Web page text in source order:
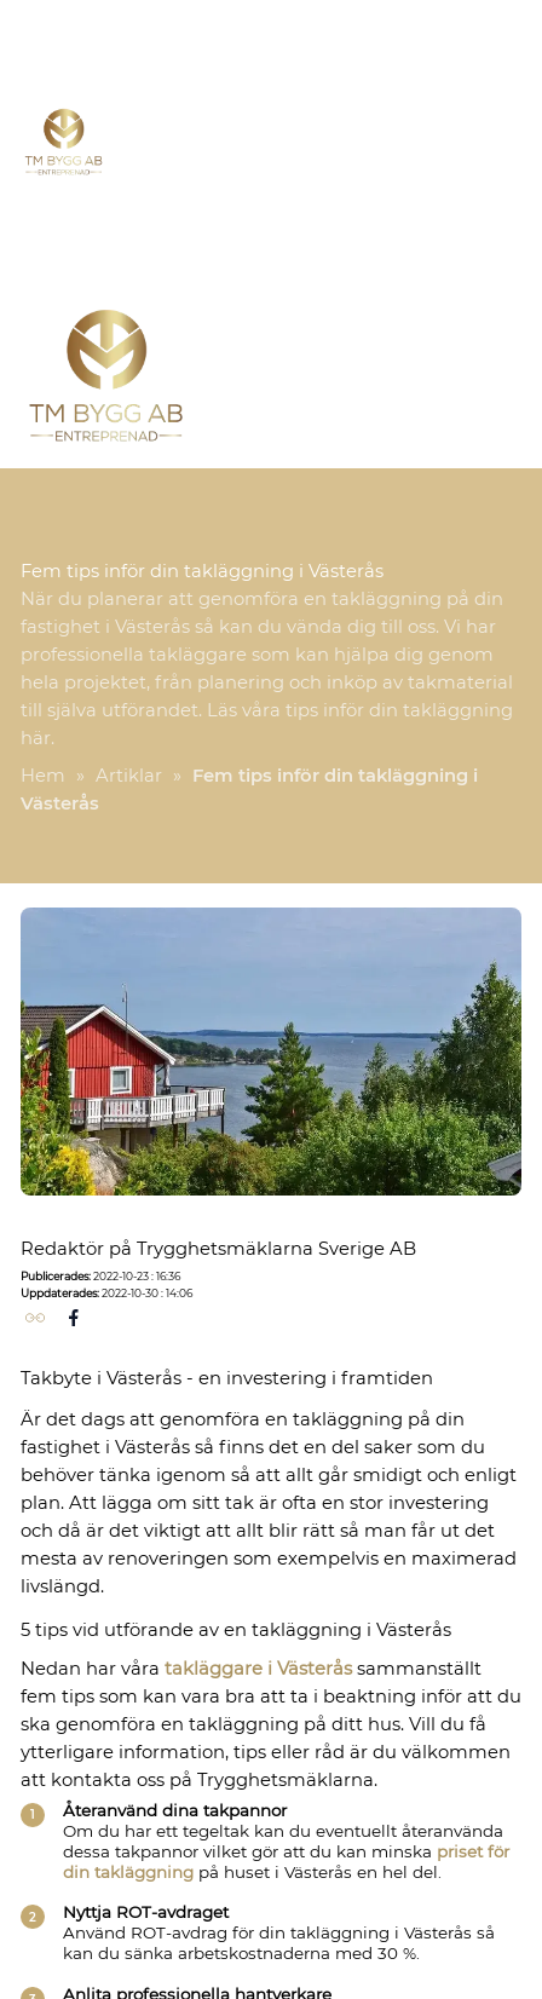
Fem tips inför din takläggning i Västerås
När du planerar att genomföra en takläggning på din
fastighet i Västerås så kan du vända dig till oss. Vi har
professionella takläggare som kan hjälpa dig genom
hela projektet, från planering och inköp av takmaterial
till själva utförandet. Läs våra tips inför din takläggning
här.
Hem
» Artiklar »
Fem tips inför din takläggning i
Västerås
Redaktör på Trygghetsmäklarna Sverige AB
Publicerades:2022-10-23 : 16:36
Uppdaterades:2022-10-30 : 14:06
Takbyte i Västerås - en investering i framtiden
Är det dags att genomföra en takläggning på din
fastighet i Västerås så finns det en del saker som du
behöver tänka igenom så att allt går smidigt och enligt
plan. Att lägga om sitt tak är ofta en stor investering
och då är det viktigt att allt blir rätt så man får ut det
mesta av renoveringen som exempelvis en maximerad
livslängd.
5 tips vid utförande av en takläggning i Västerås
Nedan har våra takläggare i Västeråssammanställt
fem tips som kan vara bra att ta i beaktning inför att du
ska genomföra en takläggning på ditt hus. Vill du få
ytterligare information, tips eller råd är du välkommen
att kontakta oss på Trygghetsmäklarna.
Återanvänd dina takpannor
Om du har ett tegeltak kan du eventuellt återanvända
dessa takpannor vilket gör att du kan minska priset för
din takläggningpå huset i Västerås en hel del.
Nyttja ROT-avdraget
Använd ROT-avdrag för din takläggning i Västerås så
kan du sänka arbetskostnaderna med 30 %.
Anlita professionella hantverkare